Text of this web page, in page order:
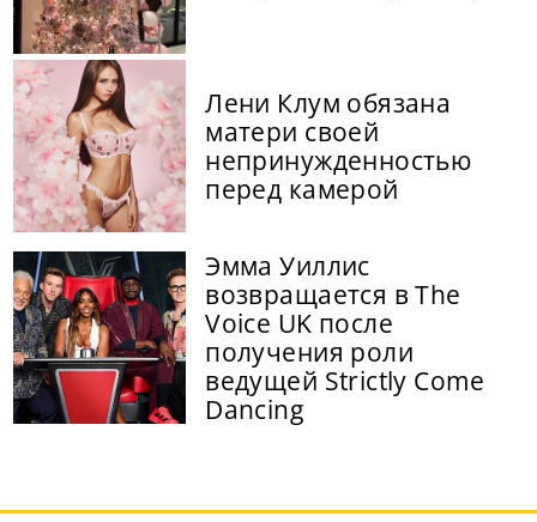
Лени Клум обязана
матери своей
непринужденностью
перед камерой
Эмма Уиллис
возвращается в The
Voice UK после
получения роли
ведущей Strictly Come
Dancing